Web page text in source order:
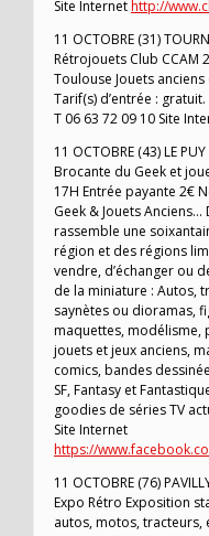
Site Internet http://
11 OCTOBRE (31)
Rétrojouets Club CCAM
Toulouse Jouets
Tarif(s) d’entrée :
T 06 63 72 09 10 Site
11 OCTOBRE (43) LE PUY
Brocante du Geek et
17H Entrée payante 2€
Geek & Jouets
rassemble une
région et des régions
vendre, d’échanger ou
de la miniature : Autos,
saynètes ou dioramas,
maquettes, modélisme,
jouets et jeux anciens,
comics, bandes
SF, Fantasy et
goodies de séries TV
Site Internet
https://
11 OCTOBRE (76)
Expo Rétro Exposition
autos, motos, tracteurs,